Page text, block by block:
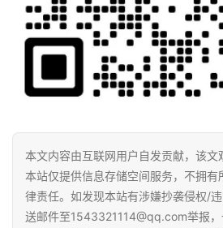
本文内容由互联网用户自发贡献，该文
本站仅提供信息存储空间服务，不拥有
律责任。如发现本站有涉嫌抄袭侵权/
送邮件至1543321114@qq.com举报